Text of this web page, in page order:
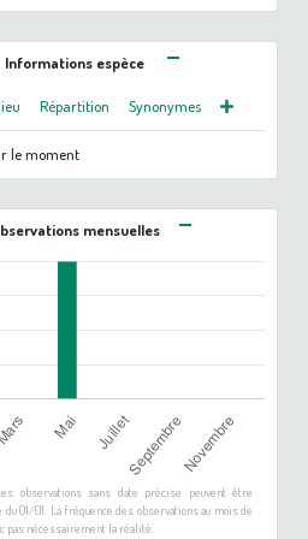
Informations espèce
Répartition Synonymes
le moment
mensuelles
observations sans date précise peuvent être
01/01. La fréquence des observations au mois de
pas nécessairement la réalité.